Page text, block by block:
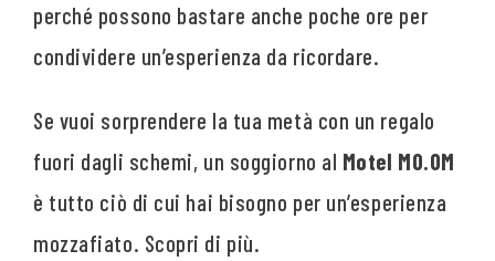
perché possono bastare anche poche ore per
condividere un’esperienza da ricordare.
Se vuoi sorprendere la tua metà con un regalo
fuori dagli schemi, un soggiorno al Motel MO.OM
è tutto ciò di cui hai bisogno per un’esperienza
mozzafiato. Scopri di più.